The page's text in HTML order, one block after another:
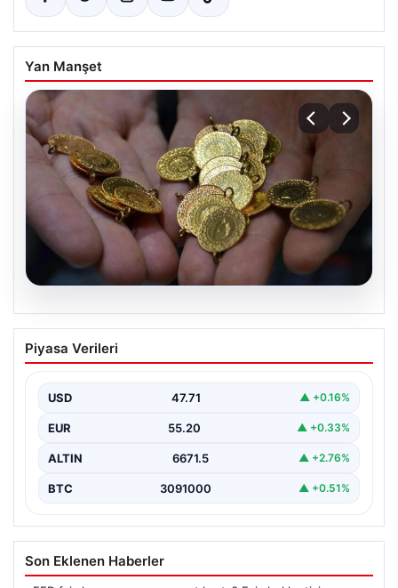
Yan Manşet
Altın fiyatları canlı 14 Nisan 2026: Altın
fiyatları ne kadar oldu? Gram, çeyrek,
fiyatları
Piyasa Verileri
USD 47.71 ▲ +0.16%
EUR 55.20 ▲ +0.33%
ALTIN 6671.5 ▲ +2.76%
BTC 3091000 ▲ +0.51%
Son Eklenen Haberler